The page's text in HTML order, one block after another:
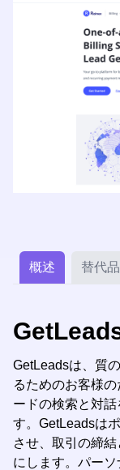
概述 替代品
GetLeadsは、質
るためのお客様
ードの検索と対
す。GetLeadsは
させ、取引の締
にします。パー